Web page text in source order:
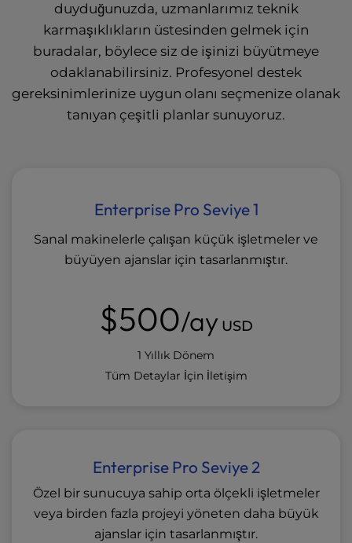
duyduğunuzda, uzmanlarımız teknik
karmaşıklıkların üstesinden gelmek için
buradalar, böylece siz de işinizi büyütmeye
odaklanabilirsiniz. Profesyonel destek
gereksinimlerinize uygun olanı seçmenize olanak
tanıyan çeşitli planlar sunuyoruz.
Enterprise Pro Seviye 1
Sanal makinelerle çalışan küçük işletmeler ve
büyüyen ajanslar için tasarlanmıştır.
$500/ay USD
1 Yıllık Dönem
Tüm Detaylar İçin İletişim
Enterprise Pro Seviye 2
Özel bir sunucuya sahip orta ölçekli işletmeler
veya birden fazla projeyi yöneten daha büyük
ajanslar için tasarlanmıştır.